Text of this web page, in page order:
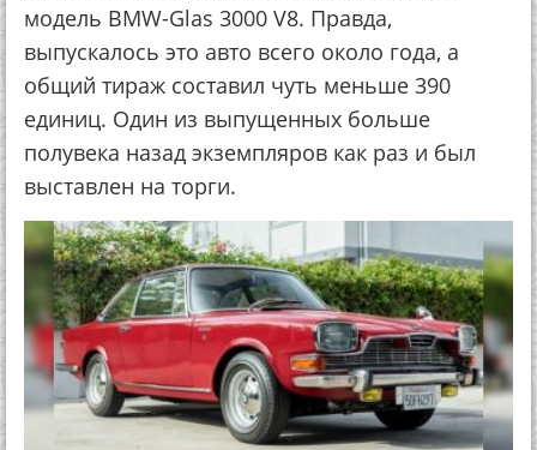
модель BMW-Glas 3000 V8. Правда,
выпускалось это авто всего около года, а
общий тираж составил чуть меньше 390
единиц. Один из выпущенных больше
полувека назад экземпляров как раз и был
выставлен на торги.